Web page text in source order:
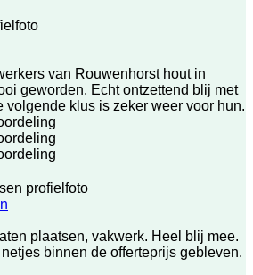
van Rouwenhorst hout in
geworden. Echt ontzettend blij met
volgende klus is zeker weer voor hun.
plaatsen, vakwerk. Heel blij mee.
binnen de offerteprijs gebleven.